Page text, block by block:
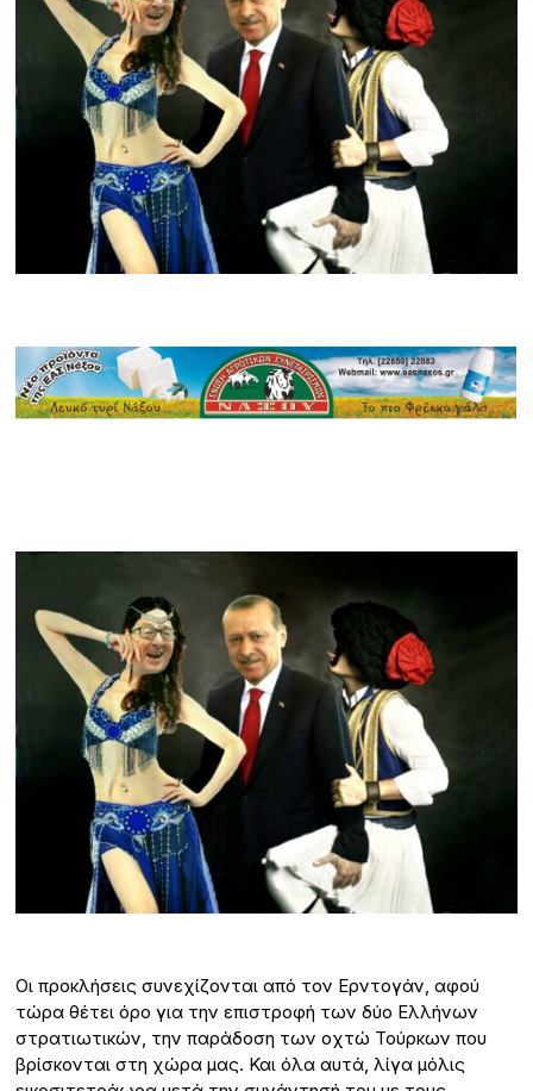
Οι προκλήσεις συνεχίζονται από τον Ερντογάν, αφού
τώρα θέτει όρο για την επιστροφή των δύο Ελλήνων
στρατιωτικών, την παράδοση των οχτώ Τούρκων που
βρίσκονται στη χώρα μας. Και όλα αυτά, λίγα μόλις